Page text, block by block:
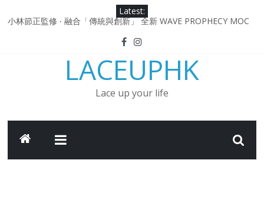
to
Latest:
小林節正監修 ‧ 融合「傳統與創新」 全新 WAVE PROPHECY MOC
Under Armour Curry 12最新簽名鞋升級登場 Curry USA 夢幻配色
延續奧運男籃熱話 同場加映．足踏Curry宇宙．別注版Curry Tour 中
Under Armour Curry 11及 Curry 4 Retro「Championship
Mindset」 保持爭勝之心 爭標路上永不止步
日本東京都創作分部提案 NEW BALANCE / TOKYO DESIGN
LACEUPHK
Lace up your life